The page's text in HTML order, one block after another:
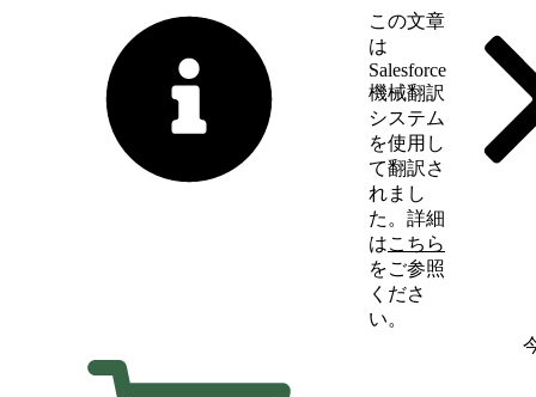
この文章
は
Salesforce
機械翻訳
システム
を使用し
て翻訳さ
れまし
た。詳細
はこちら
をご参照
くださ
い。